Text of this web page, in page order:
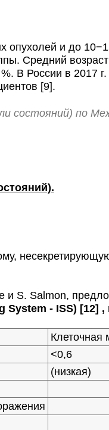
и до
Средний
В России в 2017
[9].
состояний) по
и S. Salmon,
- ISS) [12] ,
Клеточная
<0,6
(низкая)